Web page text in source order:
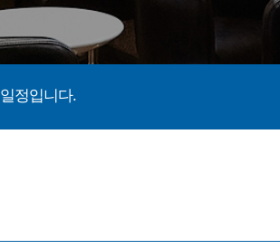
정입니다.
윤승환, 전동근 원장님 자필 편지)